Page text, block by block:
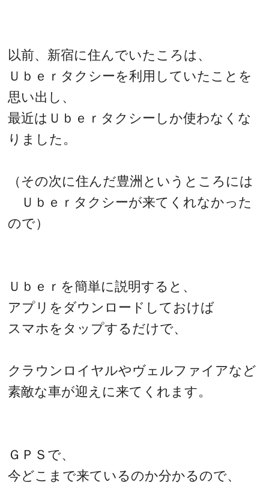
以前、新宿に住んでいたころは、
Ｕｂｅｒタクシーを利用していたことを
思い出し、
最近はＵｂｅｒタクシーしか使わなくな
りました。
（その次に住んだ豊洲というところには
Ｕｂｅｒタクシーが来てくれなかった
ので）
Ｕｂｅｒを簡単に説明すると、
アプリをダウンロードしておけば
スマホをタップするだけで、
クラウンロイヤルやヴェルファイアなど
素敵な車が迎えに来てくれます。
ＧＰＳで、
今どこまで来ているのか分かるので、